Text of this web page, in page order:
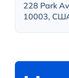
228 Park
10003,